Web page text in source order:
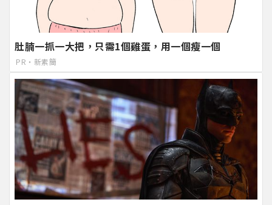
肚腩一抓一大把，只需1個雞蛋，用一個瘦一個
PR・新素簡